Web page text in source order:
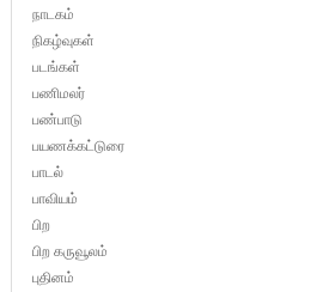
நாடகம்
நிகழ்வுகள்
படங்கள்
பணிமலர்
பண்பாடு
பயணக்கட்டுரை
பாடல்
பாவியம்
பிற
பிற கருவூலம்
புதினம்